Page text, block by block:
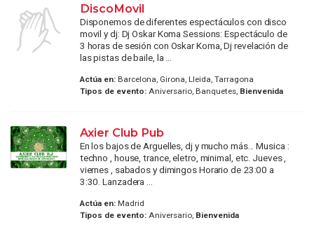
DiscoMovil
Disponemos de diferentes espectáculos con disco
movil y dj: Dj Oskar Koma Sessions: Espectáculo de
3 horas de sesión con Oskar Koma, Dj revelación de
las pistas de baile, la ...
Actúa en:Barcelona, Girona, Lleida, Tarragona
Tipos de evento:Aniversario, Banquetes, Bienvenida
Axier Club Pub
En los bajos de Arguelles, dj y mucho más... Musica :
techno , house, trance, eletro, minimal, etc. Jueves ,
viernes , sabados y dimingos Horario de 23:00 a
3:30. Lanzadera ...
Actúa en:Madrid
Tipos de evento:Aniversario, Bienvenida